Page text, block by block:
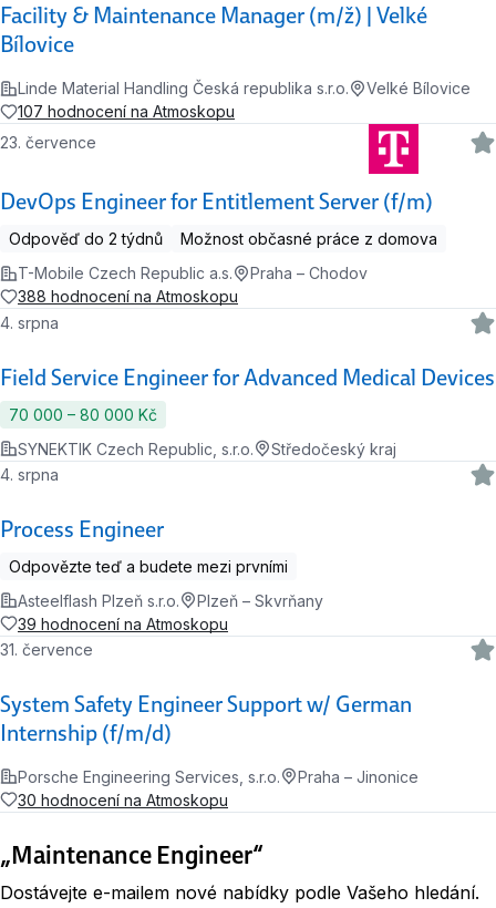
Facility & Maintenance Manager (m/ž) | Velké
Bílovice
Linde Material Handling Česká republika s.r.o.
Velké Bílovice
107 hodnocení na Atmoskopu
DevOps Engineer for Entitlement Server (f/m)
23. července
Odpověď do 2 týdnů
Možnost občasné práce z domova
T-Mobile Czech Republic a.s.
Praha – Chodov
388 hodnocení na Atmoskopu
Field Service Engineer for Advanced Medical Devices
4. srpna
70 000 ‍–‍ 80 000 Kč
SYNEKTIK Czech Republic, s.r.o.
Středočeský kraj
Process Engineer
4. srpna
Odpovězte teď a budete mezi prvními
Asteelflash Plzeň s.r.o.
Plzeň – Skvrňany
39 hodnocení na Atmoskopu
System Safety Engineer Support w/ German
Internship (f/m/d)
31. července
Porsche Engineering Services, s.r.o.
Praha – Jinonice
30 hodnocení na Atmoskopu
„Maintenance Engineer“
Dostávejte e-mailem nové nabídky podle Vašeho hledání.